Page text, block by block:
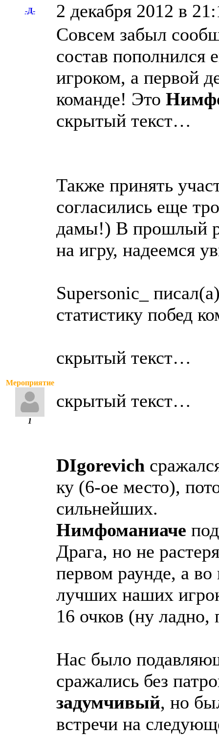
-Д- 2 декабря 2012 в
Мероприятие
1
Совсем забыл
состав
игроком, а первой
команде! Это
скрытый текст…
Также принять
согласились еще
дамы!) В прошлый
на игру, надеемся
Supersonic_
статистику побед
скрытый текст…
скрытый текст…
DIgorevich
ку (6-ое место),
сильнейших.
Нимфоманиаче
Драга, но не
первом раунде, а во
лучших наших
16 очков (ну ладно,
Нас было
сражались без
задумчивый, но
встречи на